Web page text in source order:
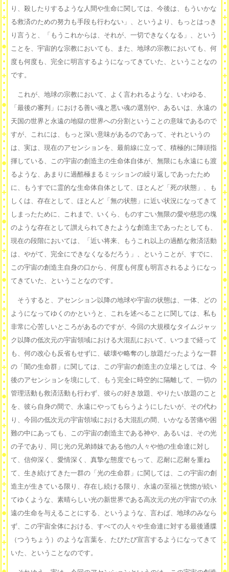
り、殺したりするような人間や生命に関しては、今後は、もういかな
る救済のための努力も手段も行わない」、というより、もっとはっき
り言うと、「もうこれからは、それが、一切できなくなる」、という
ことを、宇宙的な宗教においても、また、地球の宗教においても、何
度も何度も、完全に明言するようになってきていた、ということなの
です。
これが、地球の宗教において、よく言われるような、いわゆる、
「最後の審判」における善い魂と悪い魂の選別や、あるいは、永遠の
天国の世界と永遠の地獄の世界への分割ということの意味であるので
すが、これには、もっと深い意味があるのであって、それというの
は、実は、現在のアセンションを、最前線に立って、積極的に陣頭指
揮している、この宇宙の創造主の生命体自体が、無限にも永遠にも渡
るような、あまりに過酷極まるミッションの繰り返しであったため
に、もうすでに霊的な生命体自体として、ほとんど「死の状態」、も
しくは、存在として、ほとんど「無の状態」に近い状況になってきて
しまったために、これまで、いくら、ものすごい無限の愛や慈悲の塊
のような存在として讃えられてきたような創造主であったとしても、
現在の段階においては、「近い将来、もうこれ以上の過酷な救済活動
は、やがて、完全にできなくなるだろう」、ということが、すでに、
この宇宙の創造主自身の口から、何度も何度も明言されるようになっ
てきていた、ということなのです。
そうすると、アセンション以降の地球や宇宙の状態は、一体、どの
ようになってゆくのかというと、これを述べることに関しては、私も
非常に心苦しいところがあるのですが、今回の大規模なタイムジャッ
ク以降の低次元の宇宙領域における大混乱において、いつまで経って
も、何の改心も反省もせずに、破壊や略奪のし放題だったような一群
の「闇の生命群」に関しては、この宇宙の創造主の立場としては、今
後のアセンションを境にして、もう完全に時空的に隔離して、一切の
管理活動も救済活動も行わず、彼らの好き放題、やりたい放題のこと
を、彼ら自身の間で、永遠にやってもらうようにしたいが、その代わ
り、今回の低次元の宇宙領域における大混乱の間、いかなる苦痛や困
難の中にあっても、この宇宙の創造主である神や、あるいは、その光
の子であり、同じ光の兄弟姉妹である他の人々や他の生命達に対し
て、信仰深く、愛情深く、真摯な態度でもって、忍耐に忍耐を重ね
て、生き続けてきた一群の「光の生命群」に関しては、この宇宙の創
造主が生きている限り、存在し続ける限り、永遠の至福と恍惚が続い
てゆくような、素晴らしい光の新世界である高次元の光の宇宙での永
遠の生命を与えることにする、というような、言わば、地球のみなら
ず、この宇宙全体における、すべての人々や生命達に対する最後通牒
（つうちょう）のような言葉を、たびたび宣言するようになってきて
いた、ということなのです。